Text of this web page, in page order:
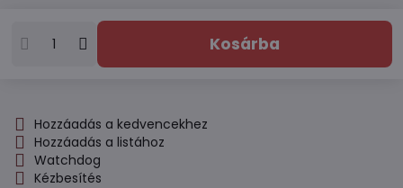
Kosárba
Hozzáadás a kedvencekhez
Hozzáadás a listához
Watchdog
Kézbesítés